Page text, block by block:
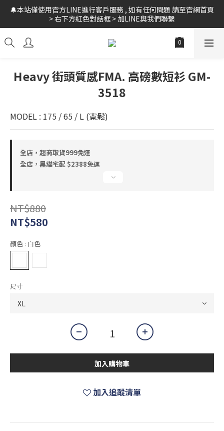
🚛全館 滿$999 超商免運 // 黑貓宅配 $2388 免運 // 新會員領$10購
物金
🔔本站僅使用官方LINE進行客戶服務 , 如有任何問題 請至官網首頁
> 右下方紅色對話框 > 加LINE與我們聯繫
🚛全館 滿$999 超商免運 // 黑貓宅配 $2388 免運 // 新會員領$10購
物金
Heavy 街頭質感FMA. 高磅數短衫 GM-
3518
MODEL : 175 / 65 / L (寬鬆)
全店，超商取貨999免運
全店，黑貓宅配 $2388免運
NT$880
NT$580
顏色 : 白色
尺寸
加入購物車
加入追蹤清單